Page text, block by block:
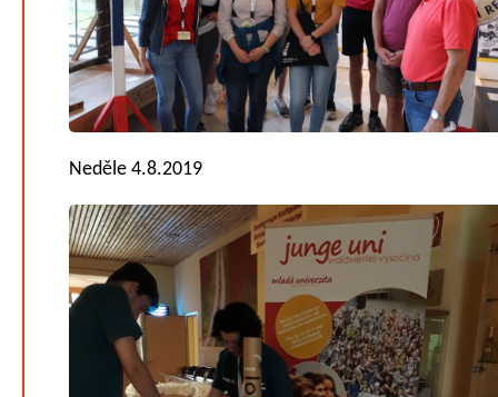
Neděle 4.8.2019